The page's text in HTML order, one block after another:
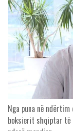
Nga puna në
boksierit shqiptar të